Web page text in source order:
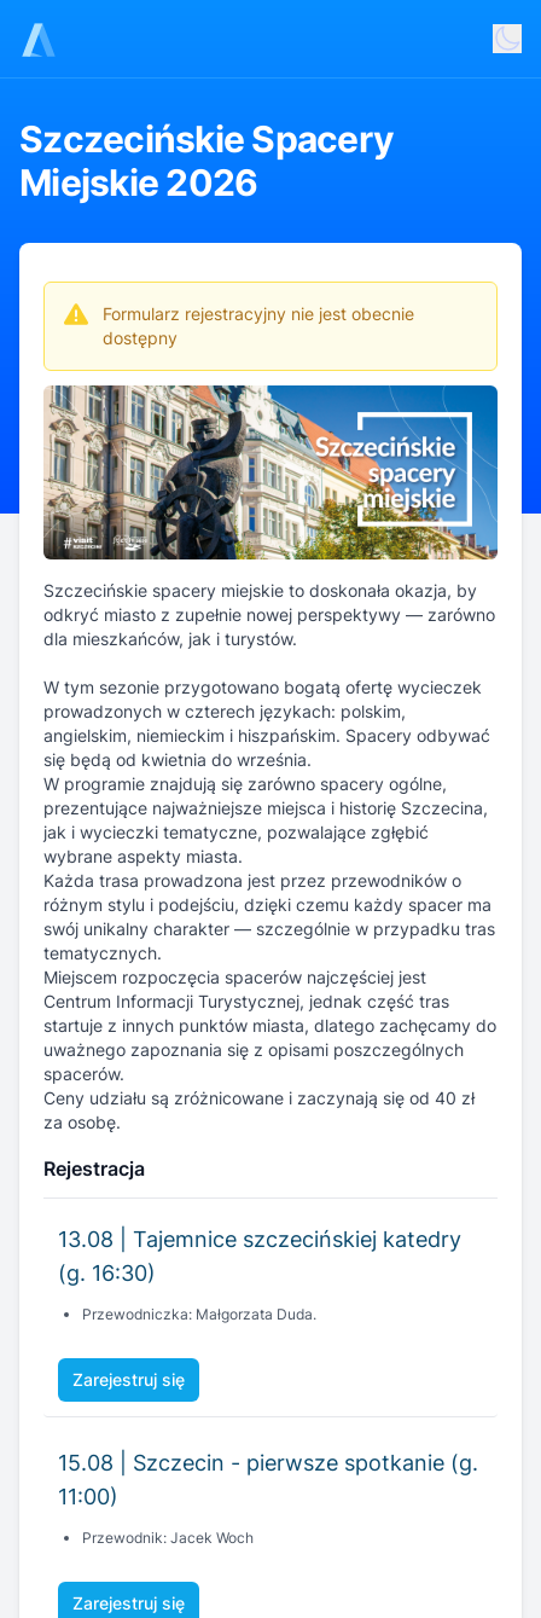
Szczecińskie Spacery
Miejskie 2026
Formularz rejestracyjny nie jest obecnie
dostępny
Szczecińskie spacery miejskie to doskonała okazja, by
odkryć miasto z zupełnie nowej perspektywy — zarówno
dla mieszkańców, jak i turystów.
W tym sezonie przygotowano bogatą ofertę wycieczek
prowadzonych w czterech językach: polskim,
angielskim, niemieckim i hiszpańskim. Spacery odbywać
się będą od kwietnia do września.
W programie znajdują się zarówno spacery ogólne,
prezentujące najważniejsze miejsca i historię Szczecina,
jak i wycieczki tematyczne, pozwalające zgłębić
wybrane aspekty miasta.
Każda trasa prowadzona jest przez przewodników o
różnym stylu i podejściu, dzięki czemu każdy spacer ma
swój unikalny charakter — szczególnie w przypadku tras
tematycznych.
Miejscem rozpoczęcia spacerów najczęściej jest
Centrum Informacji Turystycznej, jednak część tras
startuje z innych punktów miasta, dlatego zachęcamy do
uważnego zapoznania się z opisami poszczególnych
spacerów.
Ceny udziału są zróżnicowane i zaczynają się od 40 zł
za osobę.
Rejestracja
13.08 | Tajemnice szczecińskiej katedry
(g. 16:30)
Przewodniczka: Małgorzata Duda.
Zarejestruj się
15.08 | Szczecin - pierwsze spotkanie (g.
11:00)
Przewodnik: Jacek Woch
Zarejestruj się